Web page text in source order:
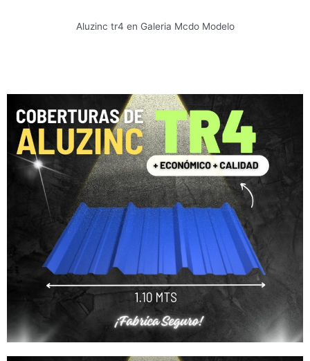
Aluzinc tr4 en Galeria Mcdo Modelo